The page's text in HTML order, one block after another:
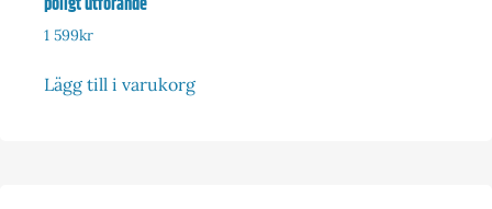
1 599kr
Lägg till i varukorg